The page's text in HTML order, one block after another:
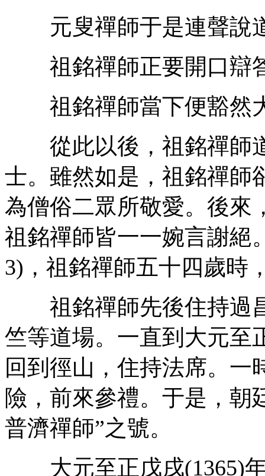
元叟禪師于是連聲說
祖銘禪師正要開口辯
祖銘禪師當下便豁然
從此以後，祖銘禪師
士。雖然如是，祖銘禪師
為僧俗二眾所敬愛。後來
祖銘禪師皆一一婉言謝絕
3)，祖銘禪師五十四歲時
祖銘禪師先後住持過
竺等道場。一直到大元至
回到徑山，住持法席。一
險，前來參禮。于是，朝
普濟禪師”之號。
大元至正戊戌(1365)年